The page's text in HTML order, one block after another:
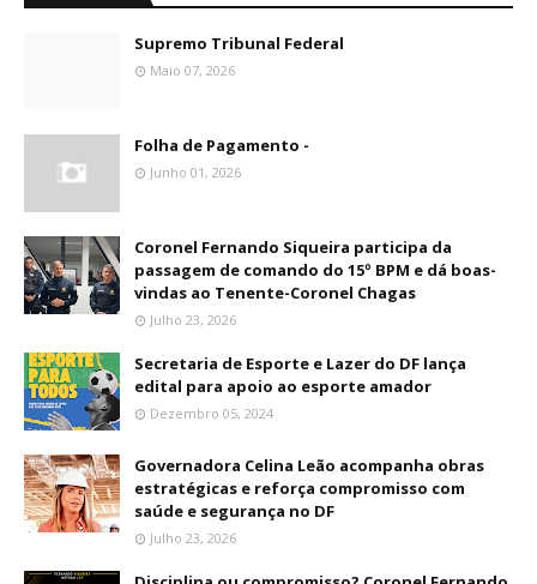
Supremo Tribunal Federal
Maio 07, 2026
Folha de Pagamento -
Junho 01, 2026
Coronel Fernando Siqueira participa da
passagem de comando do 15º BPM e dá boas-
vindas ao Tenente-Coronel Chagas
Julho 23, 2026
Secretaria de Esporte e Lazer do DF lança
edital para apoio ao esporte amador
Dezembro 05, 2024
Governadora Celina Leão acompanha obras
estratégicas e reforça compromisso com
saúde e segurança no DF
Julho 23, 2026